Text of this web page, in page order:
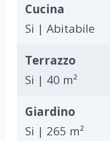
Cucina
Si | Abitabile
Terrazzo
Si | 40 m²
Giardino
Si | 265 m²